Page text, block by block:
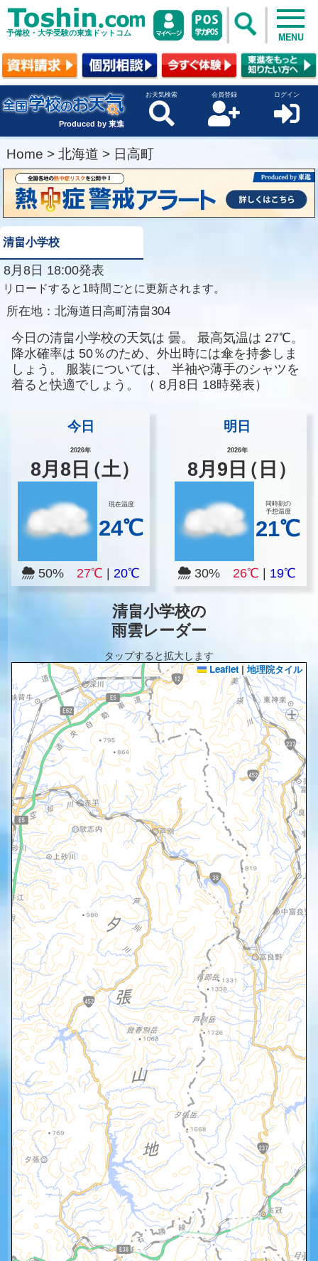
予備校・大学受験の東進ドットコム MENU
Produced by 東進
お天気検索 会員登録 ログイン
Home > 北海道 > 日高町
清畠小学校
8月8日 18:00発表
リロードすると1時間ごとに更新されます。
所在地： 北海道日高町清畠304
今日の清畠小学校の天気は 曇。 最高気温は 27℃。
降水確率は 50％のため、外出時には傘を持参しま
しょう。
服装については、
半袖や薄手のシャツを
着ると快適でしょう。
（ 8月8日 18時発表）
今日
2026年
8月8 日（土）
現在温度
24℃
50% 27℃ 20℃
明日
2026年
8月 9 日（日）
同時刻の
予想温度
21℃
30% 26℃ 19℃
清畠小学校の
雨雲レーダー
タップすると拡大します
Leaflet | 地理院タイル